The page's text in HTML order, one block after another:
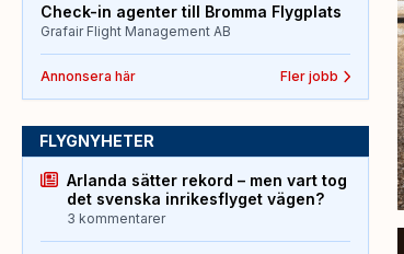
Check-in agenter till Bromma Flygplats
Grafair Flight Management AB
Annonsera här Fler jobb
FLYGNYHETER
Arlanda sätter rekord – men vart tog
det svenska inrikesflyget vägen?
3 kommentarer